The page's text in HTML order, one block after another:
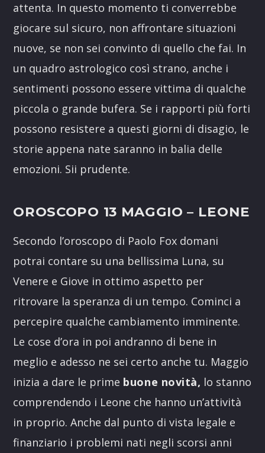
attenta. In questo momento ti converrebbe
giocare sul sicuro, non affrontare situazioni
nuove, se non sei convinto di quello che fai. In
un quadro astrologico così strano, anche i
sentimenti possono essere vittima di qualche
piccola o grande bufera. Se i rapporti più forti
possono resistere a questi giorni di disagio, le
storie appena nate saranno in balia delle
emozioni. Sii prudente.
OROSCOPO 13 MAGGIO – LEONE
Secondo l’oroscopo di Paolo Fox domani
potrai contare su una bellissima Luna, su
Venere e Giove in ottimo aspetto per
ritrovare la speranza di un tempo. Cominci a
percepire qualche cambiamento imminente.
Le cose d’ora in poi andranno di bene in
meglio e adesso ne sei certo anche tu. Maggio
inizia a dare le prime buone novità, lo stanno
comprendendo i Leone che hanno un’attività
in proprio. Anche dal punto di vista legale e
finanziario i problemi nati negli scorsi anni